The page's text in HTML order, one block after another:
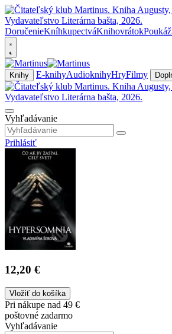
DoručenieKníhkupectváKnihovrátok
Knihy E-knihyAudioknihyHryFilmy
Vyhľadávanie
Prihlásiť
12,20 €
Vložiť do košíka
Pri nákupe nad 49 €
poštovné zadarmo
Vyhľadávanie